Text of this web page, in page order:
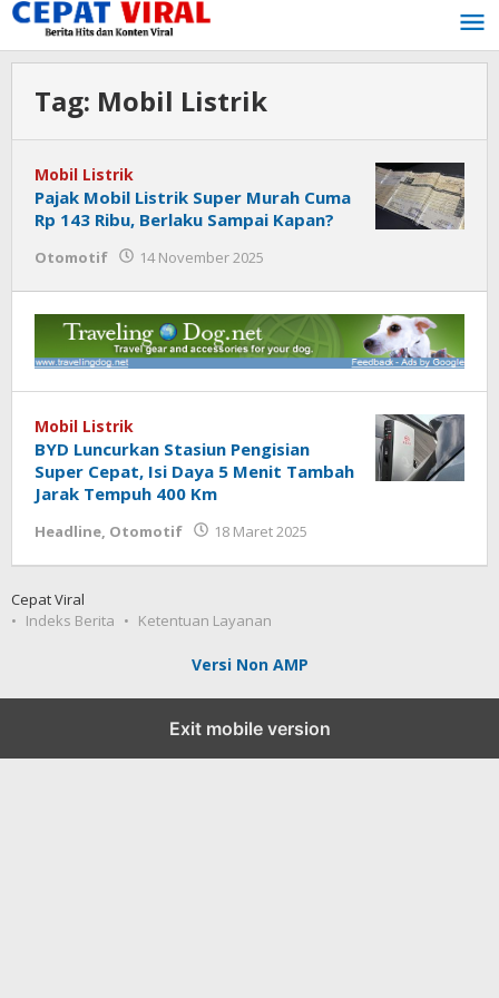
Lewati
konten
Tag: Mobil Listrik
Mobil Listrik
Pajak Mobil Listrik Super Murah Cuma
Rp 143 Ribu, Berlaku Sampai Kapan?
Otomotif 14 November 2025
Viral
Mobil Listrik
BYD Luncurkan Stasiun Pengisian
Super Cepat, Isi Daya 5 Menit Tambah
Jarak Tempuh 400 Km
Headline, Otomotif 18 Maret 2025
Cepat Viral
Indeks Berita
Ketentuan Layanan
Versi Non AMP
Exit mobile version